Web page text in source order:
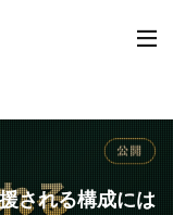
される構成には